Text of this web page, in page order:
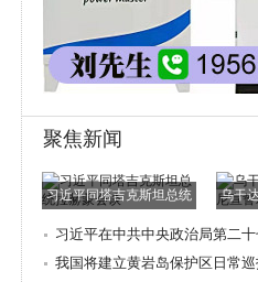
聚焦新闻
习近平同塔吉克斯坦总统
乌干
习近平在中共中央政治局第二
调 强化政治引领
我国将建立黄岩岛保护区日常